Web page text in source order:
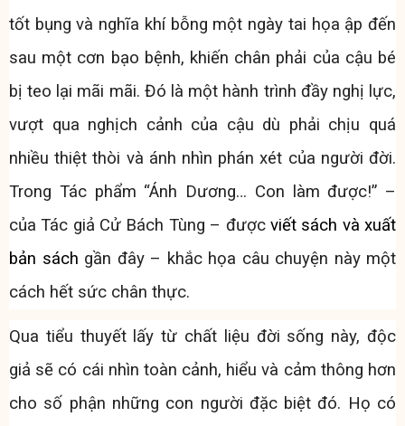
tốt bụng và nghĩa khí bỗng một ngày tai họa ập đến
sau một cơn bạo bệnh, khiến chân phải của cậu bé
bị teo lại mãi mãi. Đó là một hành trình đầy nghị lực,
vượt qua nghịch cảnh của cậu dù phải chịu quá
nhiều thiệt thòi và ánh nhìn phán xét của người đời.
Trong Tác phẩm “Ánh Dương… Con làm được!” –
của Tác giả Cử Bách Tùng – được viết sách và xuất
bản sách gần đây – khắc họa câu chuyện này một
cách hết sức chân thực.
Qua tiểu thuyết lấy từ chất liệu đời sống này, độc
giả sẽ có cái nhìn toàn cảnh, hiểu và cảm thông hơn
cho số phận những con người đặc biệt đó. Họ có